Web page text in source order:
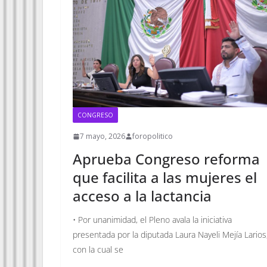
CONGRESO
7 mayo, 2026 foropolitico
Aprueba Congreso reforma
que facilita a las mujeres el
acceso a la lactancia
• Por unanimidad, el Pleno avala la iniciativa
presentada por la diputada Laura Nayeli Mejía
con la cual se